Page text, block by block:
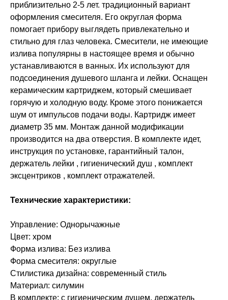
приблизительно 2-5 лет. традиционный вариант
оформления смесителя. Его округлая форма
помогает прибору выглядеть привлекательно и
стильно для глаз человека. Смесители, не имеющие
излива популярны в настоящее время и обычно
устанавливаются в ванных. Их используют для
подсоединения душевого шланга и лейки. Оснащен
керамическим картриджем, который смешивает
горячую и холодную воду. Кроме этого понижается
шум от импульсов подачи воды. Картридж имеет
диаметр 35 мм. Монтаж данной модификации
производится на два отверстия. В комплекте идет,
инструкция по установке, гарантийный талон,
держатель лейки , гигиенический душ , комплект
эксцентриков , комплект отражателей.
Технические характеристики:
Управление: Однорычажные
Цвет: хром
Форма излива: Без излива
Форма смесителя: округлые
Стилистика дизайна: современный стиль
Материал: силумин
В комплекте: с гигиеническим душем, держатель